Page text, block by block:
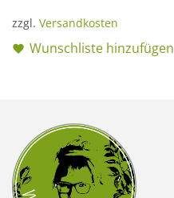
zzgl. Versandkosten
Wunschliste hinzufügen